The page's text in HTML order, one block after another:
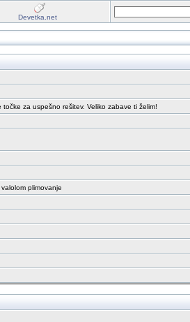
Devetka.net
za uspešno rešitev. Veliko zabave ti želim!
plimovanje